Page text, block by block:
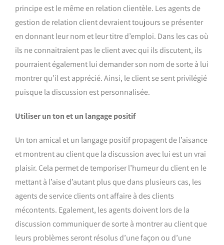
principe est le même en relation clientèle. Les agents de
gestion de relation client devraient toujours se présenter
en donnant leur nom et leur titre d’emploi. Dans les cas où
ils ne connaitraient pas le client avec qui ils discutent, ils
pourraient également lui demander son nom de sorte à lui
montrer qu’il est apprécié. Ainsi, le client se sent privilégié
puisque la discussion est personnalisée.
Utiliser un ton et un langage positif
Un ton amical et un langage positif propagent de l’aisance
et montrent au client que la discussion avec lui est un vrai
plaisir. Cela permet de temporiser l’humeur du client en le
mettant à l’aise d’autant plus que dans plusieurs cas, les
agents de service clients ont affaire à des clients
mécontents. Egalement, les agents doivent lors de la
discussion communiquer de sorte à montrer au client que
leurs problèmes seront résolus d’une façon ou d’une